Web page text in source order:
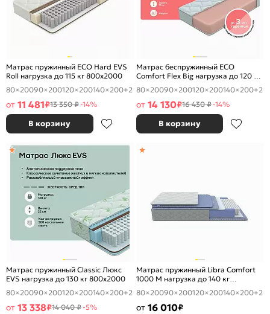
Матрас пружинный ECO Hard EVS
Roll нагрузка до 115 кг 800x2000
80×20090×200120×200140×200+2
от 11 481₽13 350 ₽-14%
В корзину
Матрас беспружинный ECO
Comfort Flex Big нагрузка до 120 кг
800x2000
80×20090×200120×200140×200+2
от 14 130₽16 430 ₽-14%
В корзину
Матрас пружинный Classic Люкс
EVS нагрузка до 130 кг 800x2000
80×20090×200120×200140×200+2
от 13 338₽14 040 ₽-5%
Матрас пружинный Libra Comfort
1000 M нагрузка до 140 кг
800x2000
80×20090×200120×200140×200+2
от 16 010₽